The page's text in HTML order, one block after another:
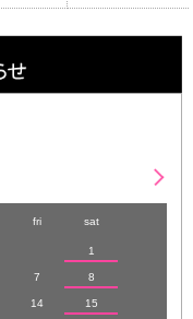
fri sat
1
7 8
14 15